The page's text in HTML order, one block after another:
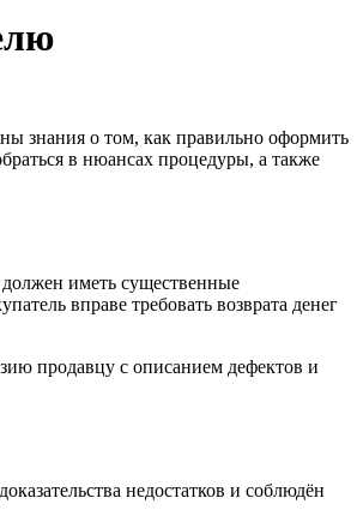
знания о том, как правильно оформить
в нюансах процедуры, а также
иметь существенные
вправе требовать возврата денег
продавцу с описанием дефектов и
недостатков и соблюдён